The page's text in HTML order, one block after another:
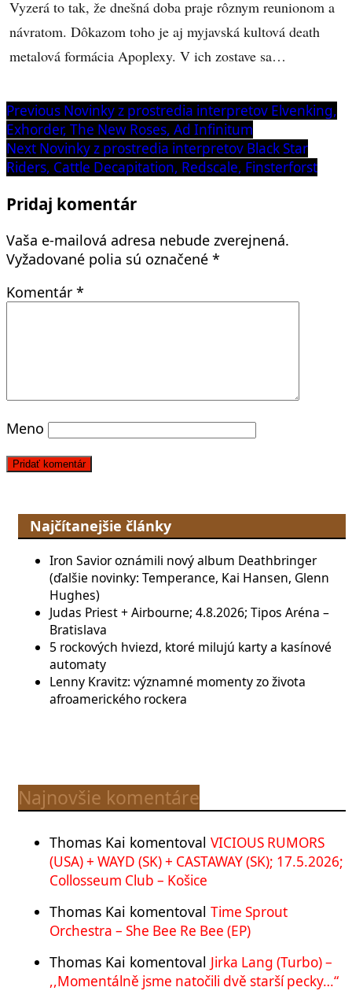
Vyzerá to tak, že dnešná doba praje rôznym reunionom a
návratom. Dôkazom toho je aj myjavská kultová death
metalová formácia Apoplexy. V ich zostave sa…
Navigácia
v
článku
Previous Previous
post:
Novinky z prostredia interpretov Elvenking,
Exhorder, The New Roses, Ad Infinitum
Next Next
post:
Novinky z prostredia interpretov Black Star
Riders, Cattle Decapitation, Redscale, Finsterforst
Pridaj komentár
Vaša e-mailová adresa nebude zverejnená.
Vyžadované polia sú označené *
Komentár *
Meno
Najčítanejšie články
Iron Savior oznámili nový album Deathbringer
(ďalšie novinky: Temperance, Kai Hansen, Glenn
Hughes)
Judas Priest + Airbourne; 4.8.2026; Tipos Aréna –
Bratislava
5 rockových hviezd, ktoré milujú karty a kasínové
automaty
Lenny Kravitz: významné momenty zo života
afroamerického rockera
Najnovšie komentáre
Thomas Kai komentoval VICIOUS RUMORS
(USA) + WAYD (SK) + CASTAWAY (SK); 17.5.2026;
Collosseum Club – Košice
Thomas Kai komentoval Time Sprout
Orchestra – She Bee Re Bee (EP)
Thomas Kai komentoval Jirka Lang (Turbo) –
,,Momentálně jsme natočili dvě starší pecky…“